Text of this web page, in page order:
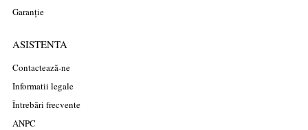
Garanție
ASISTENTA
Contactează-ne
Informatii legale
Întrebări frecvente
ANPC